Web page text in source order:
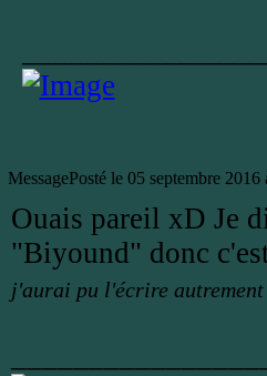
MessagePosté le 05 septembre 2016
Ouais pareil xD Je
"Biyound" donc
j'aurai pu l'écrire